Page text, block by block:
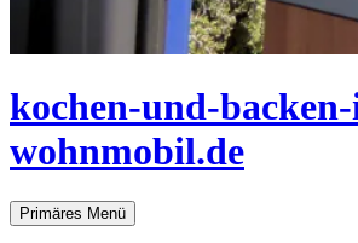
kochen-und-
wohnmobil.de
Suchen
Primäres Menü